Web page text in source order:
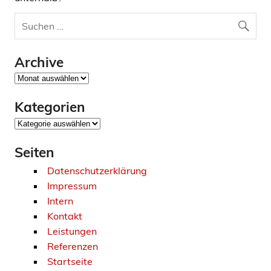
Archive
Archive
Kategorien
Kategorien
Seiten
Datenschutzerklärung
Impressum
Intern
Kontakt
Leistungen
Referenzen
Startseite